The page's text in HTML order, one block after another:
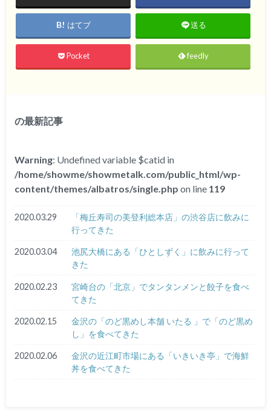
はてブ 送る
Pocket feedly
の最新記事
Warning: Undefined variable $catid in
/home/showme/showmetalk.com/public_html/wp-
content/themes/albatros/single.php on line 119
2020.03.29
「梅丘寿司の美登利総本店」の渋谷店に飲みに
行ってきた
2020.03.04
池尻大橋にある「ひとしずく」に飲みに行って
きた
2020.02.23
宮崎台の「北京」でタンタンメンと餃子を食べ
てきた
2020.02.15
金沢の「のど黒めし本舗 いたる 」で「のど黒め
し」を食べてきた
2020.02.06
金沢の近江町市場にある「いきいき亭」で海鮮
丼を食べてきた